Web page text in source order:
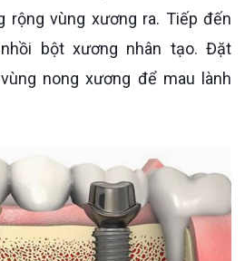
rộng vùng xương ra. Tiếp đến
bột xương nhân tạo. Đặt
nong xương để mau lành